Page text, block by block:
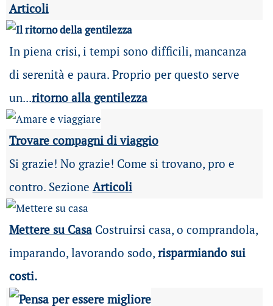
Articoli
In piena crisi, i tempi sono difficili, mancanza
di serenità e paura. Proprio per questo serve
un...ritorno alla gentilezza
Trovare compagni di viaggio
Si grazie! No grazie! Come si trovano, pro e
contro. Sezione Articoli
Mettere su Casa Costruirsi casa, o comprandola,
imparando, lavorando sodo, risparmiando sui
costi.